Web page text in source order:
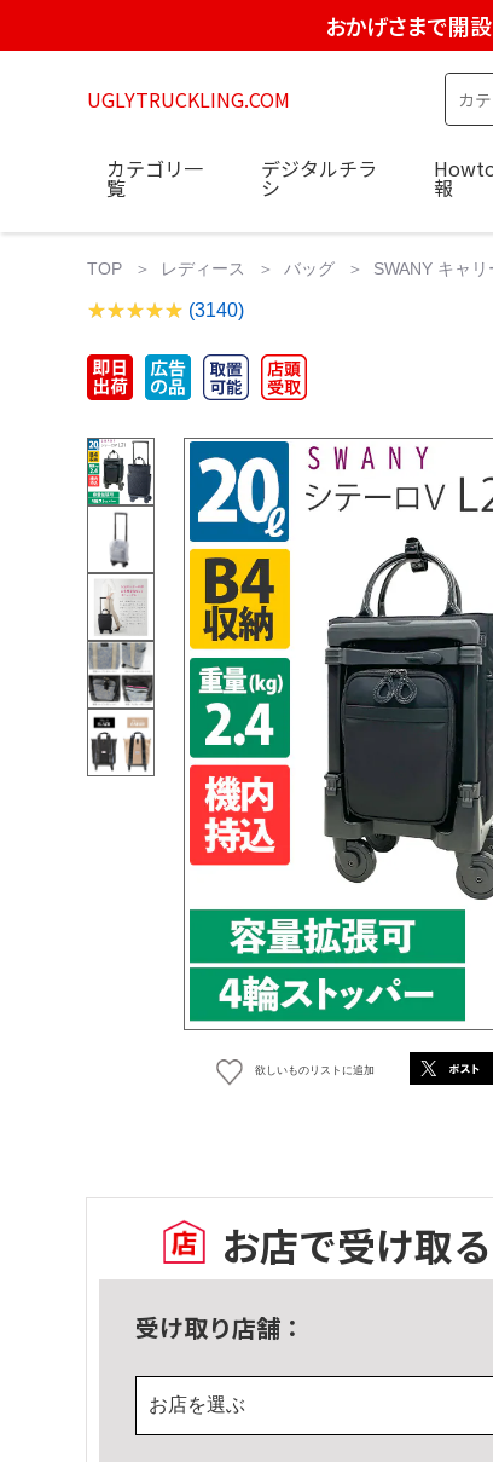
おかげさまで開
UGLYTRUCKLING.COM
カテゴリ一
覧
デジタルチラ
シ 報
TOP レディース バッグ SWANY キャ
(3140)
欲しいものリストに追加
お店で受け取る
受け取り店舗：
お店を選ぶ